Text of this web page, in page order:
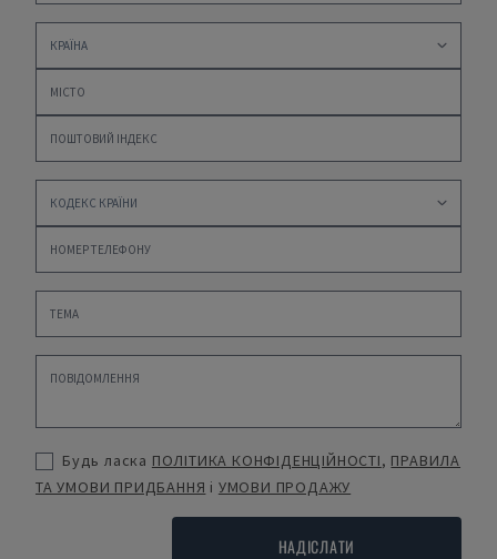
Будь ласка ПОЛІТИКА КОНФІДЕНЦІЙНОСТІ, ПРАВИЛА
ТА УМОВИ ПРИДБАННЯ і УМОВИ ПРОДАЖУ
НАДІСЛАТИ